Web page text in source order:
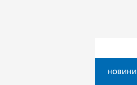
НОВИНИ